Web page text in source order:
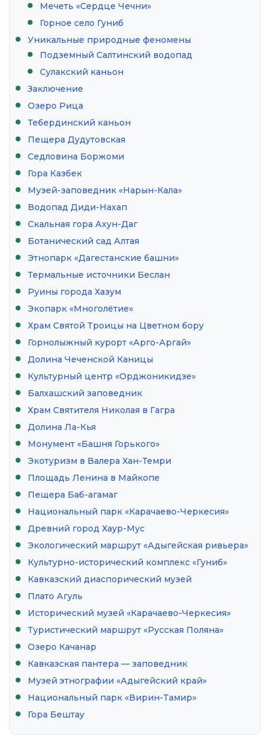
Мечеть «Сердце Чечни»
Горное село Гуниб
Уникальные природные феномены
Подземный Салтинский водопад
Сулакский каньон
Заключение
Озеро Рица
Тебердинский каньон
Пещера Дудутовская
Седловина Боржоми
Гора Казбек
Музей-заповедник «Нарын-Кала»
Водопад Диди-Нахап
Скальная гора Ахун-Даг
Ботанический сад Алтая
Этнопарк «Дагестанские башни»
Термальные источники Беслан
Руины города Хазум
Экопарк «Многолётие»
Храм Святой Троицы на Цветном бору
Горнолыжный курорт «Арго-Аргай»
Долина Чеченской Каницы
Культурный центр «Орджоникидзе»
Балхашский заповедник
Храм Святителя Николая в Гагра
Долина Ла-Кья
Монумент «Башня Горького»
Экотуризм в Валера Хан-Темри
Площадь Ленина в Майкопе
Пещера Баб-агамаг
Национальный парк «Карачаево-Черкесия»
Древний город Хаур-Мус
Экологический маршрут «Адыгейская ривьера»
Культурно-исторический комплекс «Гуниб»
Кавказский диаспорический музей
Плато Агуль
Исторический музей «Карачаево-Черкесия»
Туристический маршрут «Русская Поляна»
Озеро Качанар
Кавказская пантера — заповедник
Музей этнографии «Адыгейский край»
Национальный парк «Вирин-Тамир»
Гора Бештау